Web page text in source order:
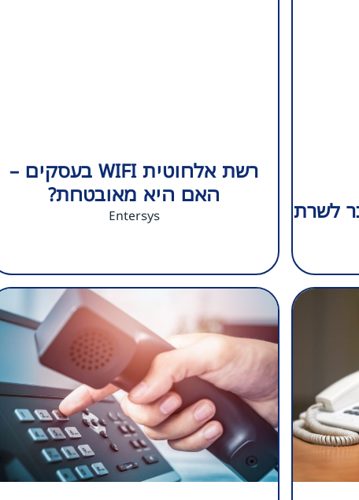
לשרת
רשת אלחוטית WIFI בעסקים –
האם היא מאובטחת?
Entersys